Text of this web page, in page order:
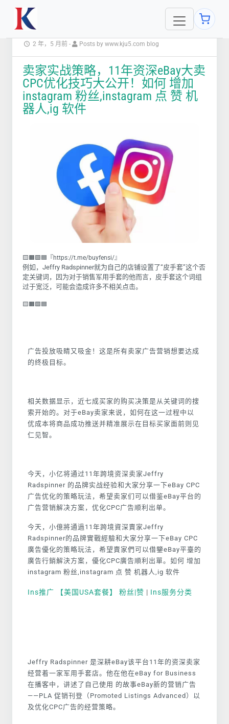
2 年，5 月前 - Posts by www.kju5.com blog
卖家实战策略，11年资深eBay大卖
CPC优化技巧大公开！如何 增加
instagram 粉丝,instagram 点 赞 机
器人,ig 软件
🟨🟧🟩🟦『https://t.me/buyfensi/』
例如，Jeffry Radspinner就为自己的店铺设置了“皮手套”这个否
定关键词，因为对于销售军用手套的他而言，皮手套这个词组
过于宽泛，可能会造成许多不相关点击。
🟨🟧🟩🟦
广告投放吸睛又吸金！这是所有卖家广告营销想要达成
的终极目标。
相关数据显示，近七成买家的购买决策是从关键词的搜
索开始的。对于eBay卖家来说，如何在这一过程中以
优成本将商品成功推送并精准展示在目标买家面前则见
仁见智。
今天，小亿将通过11年跨境资深卖家Jeffry
Radspinner 的品牌实战经验和大家分享一下eBay CPC
广告优化的策略玩法，希望卖家们可以借鉴eBay平台的
广告营销解决方案，优化CPC广告顺利出单。
今天，小億將通過11年跨境資深賣家Jeffry
Radspinner的品牌實戰經驗和大家分享一下eBay CPC
廣告優化的策略玩法，希望賣家們可以借鑒eBay平臺的
廣告行銷解決方案，優化CPC廣告順利出單。如何 增加
instagram 粉丝,instagram 点 赞 机器人,ig 软件
Ins推广 【美国USA套餐】 粉丝|赞 | Ins服务分类
Jeffry Radspinner 是深耕eBay该平台11年的资深卖家
经营着一家军用手套店。他在他在eBay for Business
在播客中，讲述了自己使用 的故事eBay新的营销广告
——PLA 促销刊登（Promoted Listings Advanced）以
及优化CPC广告的经营策略。